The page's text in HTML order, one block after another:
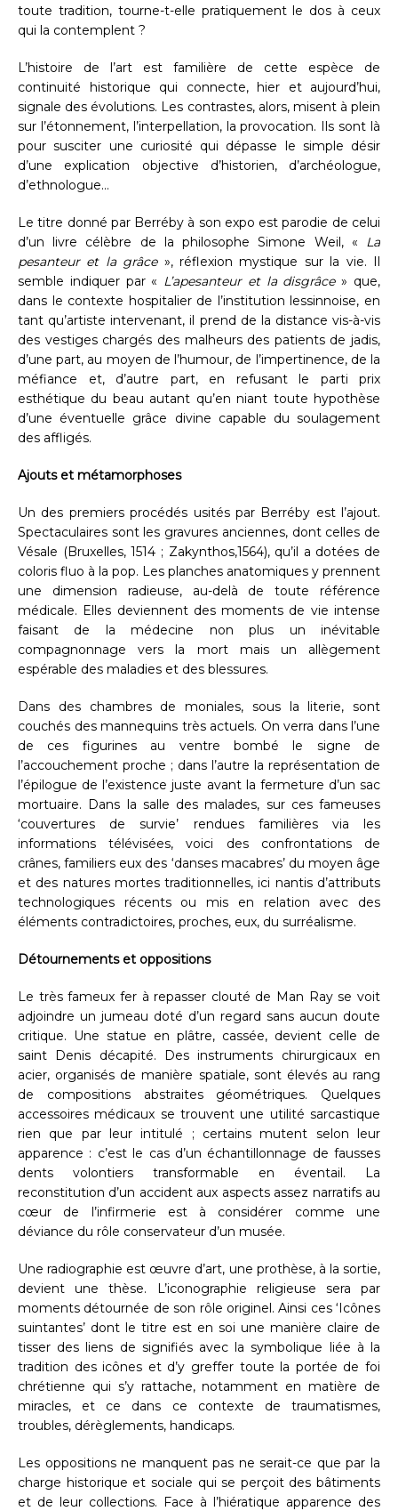
toute tradition, tourne-t-elle pratiquement le dos à ceux
qui la contemplent ?
L’histoire de l’art est familière de cette espèce de
continuité historique qui connecte, hier et aujourd’hui,
signale des évolutions. Les contrastes, alors, misent à plein
sur l’étonnement, l’interpellation, la provocation. Ils sont là
pour susciter une curiosité qui dépasse le simple désir
d’une explication objective d’historien, d’archéologue,
d’ethnologue…
Le titre donné par Berréby à son expo est parodie de celui
d’un livre célèbre de la philosophe Simone Weil, « La
pesanteur et la grâce», réflexion mystique sur la vie. Il
semble indiquer par « L’apesanteur et la disgrâce» que,
dans le contexte hospitalier de l’institution lessinnoise, en
tant qu’artiste intervenant, il prend de la distance vis-à-vis
des vestiges chargés des malheurs des patients de jadis,
d’une part, au moyen de l’humour, de l’impertinence, de la
méfiance et, d’autre part, en refusant le parti prix
esthétique du beau autant qu’en niant toute hypothèse
d’une éventuelle grâce divine capable du soulagement
des affligés.
Ajouts et métamorphoses
Un des premiers procédés usités par Berréby est l’ajout.
Spectaculaires sont les gravures anciennes, dont celles de
Vésale (Bruxelles, 1514 ; Zakynthos,1564), qu’il a dotées de
coloris fluo à la pop. Les planches anatomiques y prennent
une dimension radieuse, au-delà de toute référence
médicale. Elles deviennent des moments de vie intense
faisant de la médecine non plus un inévitable
compagnonnage vers la mort mais un allègement
espérable des maladies et des blessures.
Dans des chambres de moniales, sous la literie, sont
couchés des mannequins très actuels. On verra dans l’une
de ces figurines au ventre bombé le signe de
l’accouchement proche ; dans l’autre la représentation de
l’épilogue de l’existence juste avant la fermeture d’un sac
mortuaire. Dans la salle des malades, sur ces fameuses
‘couvertures de survie’ rendues familières via les
informations télévisées, voici des confrontations de
crânes, familiers eux des ‘danses macabres’ du moyen âge
et des natures mortes traditionnelles, ici nantis d’attributs
technologiques récents ou mis en relation avec des
éléments contradictoires, proches, eux, du surréalisme.
Détournements et oppositions
Le très fameux fer à repasser clouté de Man Ray se voit
adjoindre un jumeau doté d’un regard sans aucun doute
critique. Une statue en plâtre, cassée, devient celle de
saint Denis décapité. Des instruments chirurgicaux en
acier, organisés de manière spatiale, sont élevés au rang
de compositions abstraites géométriques. Quelques
accessoires médicaux se trouvent une utilité sarcastique
rien que par leur intitulé ; certains mutent selon leur
apparence : c’est le cas d’un échantillonnage de fausses
dents volontiers transformable en éventail. La
reconstitution d’un accident aux aspects assez narratifs au
cœur de l’infirmerie est à considérer comme une
déviance du rôle conservateur d’un musée.
Une radiographie est œuvre d’art, une prothèse, à la sortie,
devient une thèse. L’iconographie religieuse sera par
moments détournée de son rôle originel. Ainsi ces ‘Icônes
suintantes’ dont le titre est en soi une manière claire de
tisser des liens de signifiés avec la symbolique liée à la
tradition des icônes et d’y greffer toute la portée de foi
chrétienne qui s’y rattache, notamment en matière de
miracles, et ce dans ce contexte de traumatismes,
troubles, dérèglements, handicaps.
Les oppositions ne manquent pas ne serait-ce que par la
charge historique et sociale qui se perçoit des bâtiments
et de leur collections. Face à l’hiératique apparence des